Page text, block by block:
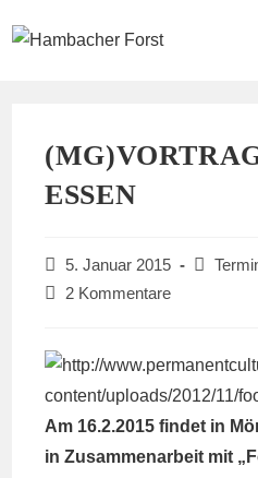
Inhalt
ESSEN
Beitrag
veröffentlicht:
5. Januar 2015
Beitrags-
Beitrags-
2 Kommentare
Am 16.2.2015 findet in
in Zusammenarbeit mit